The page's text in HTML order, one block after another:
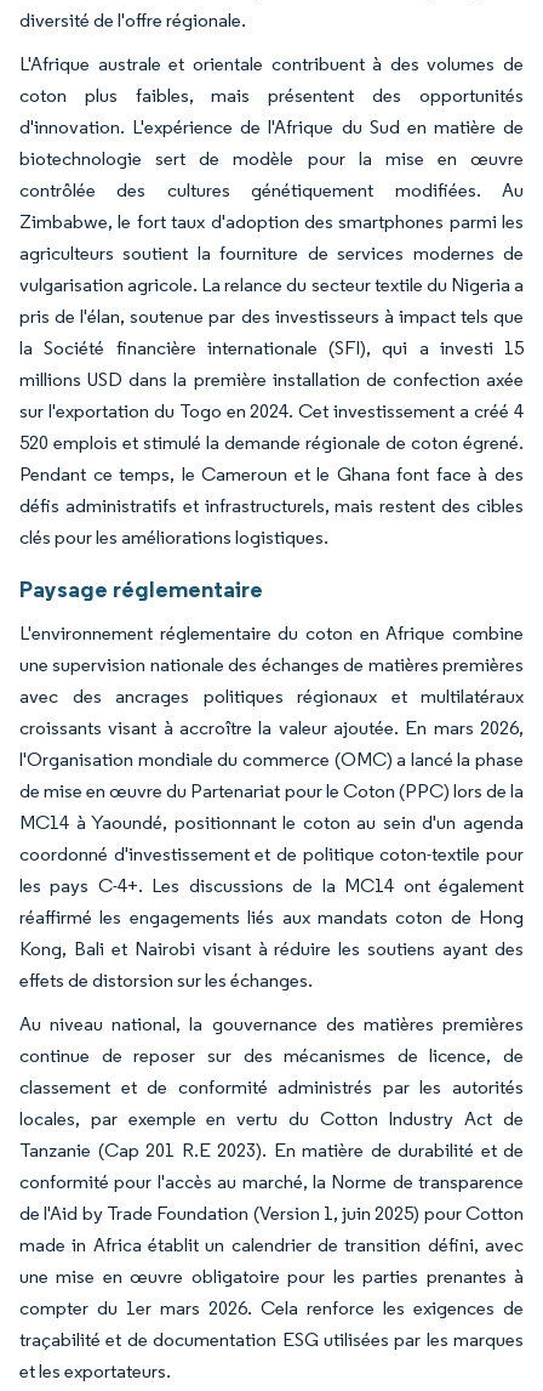
diversité de l'offre régionale.
L'Afrique australe et orientale contribuent à des volumes de
coton plus faibles, mais présentent des opportunités
d'innovation. L'expérience de l'Afrique du Sud en matière de
biotechnologie sert de modèle pour la mise en œuvre
contrôlée des cultures génétiquement modifiées. Au
Zimbabwe, le fort taux d'adoption des smartphones parmi les
agriculteurs soutient la fourniture de services modernes de
vulgarisation agricole. La relance du secteur textile du Nigeria a
pris de l'élan, soutenue par des investisseurs à impact tels que
la Société financière internationale (SFI), qui a investi 15
millions USD dans la première installation de confection axée
sur l'exportation du Togo en 2024. Cet investissement a créé 4
520 emplois et stimulé la demande régionale de coton égrené.
Pendant ce temps, le Cameroun et le Ghana font face à des
défis administratifs et infrastructurels, mais restent des cibles
clés pour les améliorations logistiques.
Paysage réglementaire
L'environnement réglementaire du coton en Afrique combine
une supervision nationale des échanges de matières premières
avec des ancrages politiques régionaux et multilatéraux
croissants visant à accroître la valeur ajoutée. En mars 2026,
l'Organisation mondiale du commerce (OMC) a lancé la phase
de mise en œuvre du Partenariat pour le Coton (PPC) lors de la
MC14 à Yaoundé, positionnant le coton au sein d'un agenda
coordonné d'investissement et de politique coton-textile pour
les pays C-4+. Les discussions de la MC14 ont également
réaffirmé les engagements liés aux mandats coton de Hong
Kong, Bali et Nairobi visant à réduire les soutiens ayant des
effets de distorsion sur les échanges.
Au niveau national, la gouvernance des matières premières
continue de reposer sur des mécanismes de licence, de
classement et de conformité administrés par les autorités
locales, par exemple en vertu du Cotton Industry Act de
Tanzanie (Cap 201 R.E 2023). En matière de durabilité et de
conformité pour l'accès au marché, la Norme de transparence
de l'Aid by Trade Foundation (Version 1, juin 2025) pour Cotton
made in Africa établit un calendrier de transition défini, avec
une mise en œuvre obligatoire pour les parties prenantes à
compter du 1er mars 2026. Cela renforce les exigences de
traçabilité et de documentation ESG utilisées par les marques
et les exportateurs.